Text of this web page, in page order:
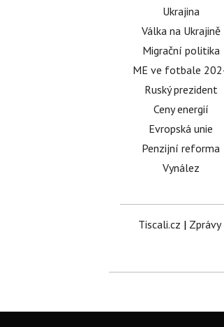
Ukrajina
Válka na Ukrajině
Migrační politika
ME ve fotbale
Ruský prezident
Ceny energií
Evropská unie
Penzijní reforma
Vynález
Tiscali.cz | Zprávy